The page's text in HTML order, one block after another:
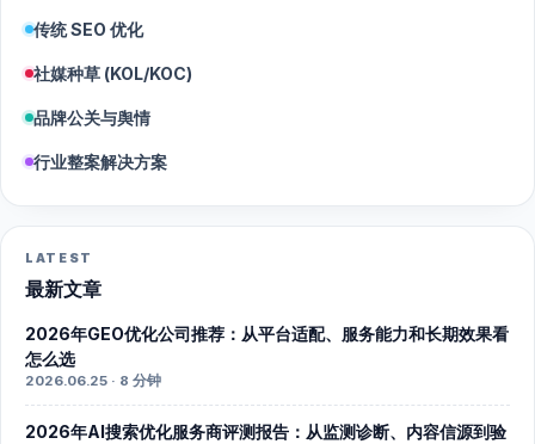
传统 SEO 优化
社媒种草 (KOL/KOC)
品牌公关与舆情
行业整案解决方案
LATEST
最新文章
2026年GEO优化公司推荐：从平台适配、服务能力和长期效果看
怎么选
2026.06.25 · 8 分钟
2026年AI搜索优化服务商评测报告：从监测诊断、内容信源到验